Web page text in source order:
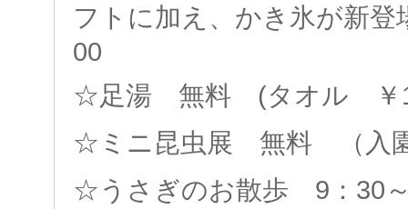
フトに加え、かき氷が新
00
☆足湯 無料 (タオル ￥
☆ミニ昆虫展 無料 （入
☆うさぎのお散歩 9：